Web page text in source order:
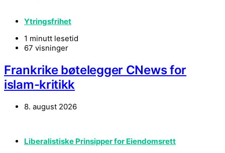
Ytringsfrihet
1 minutt lesetid
67 visninger
Frankrike bøtelegger CNews for
islam-kritikk
8. august 2026
Liberalistiske Prinsipper for Eiendomsrett